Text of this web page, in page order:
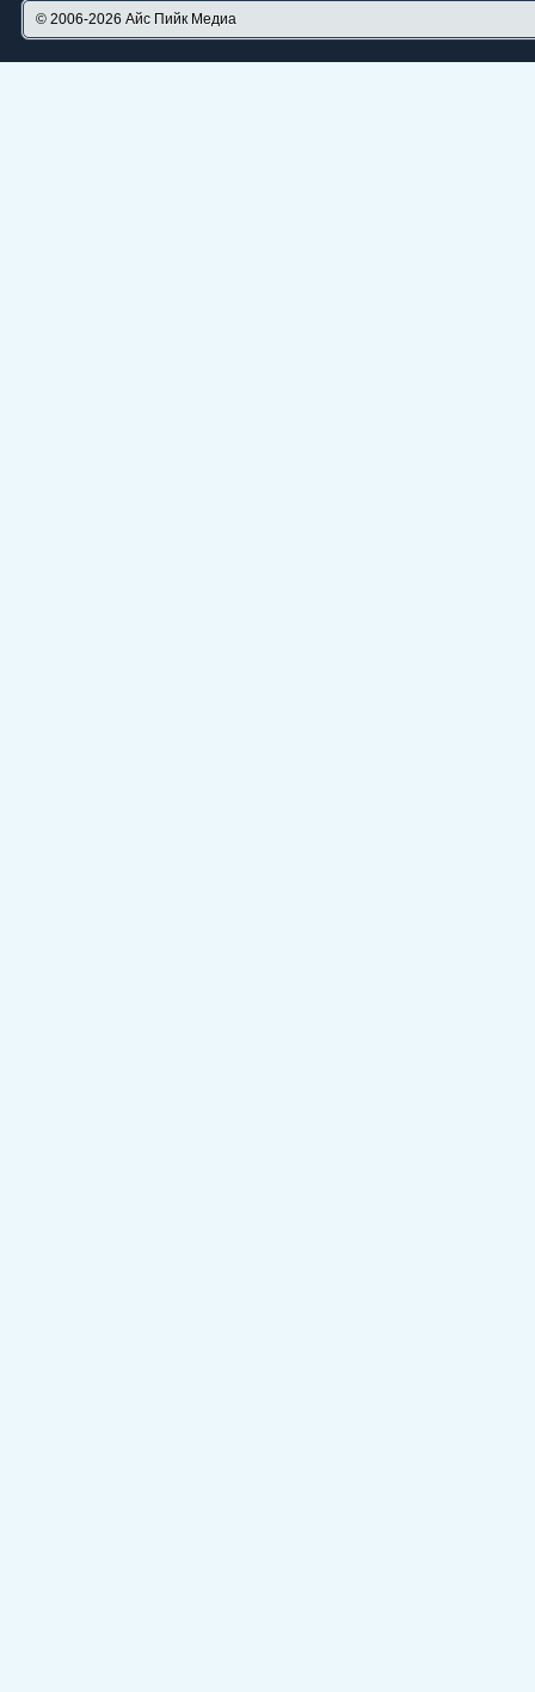
© 2006-2026 Айс Пийк Медиа